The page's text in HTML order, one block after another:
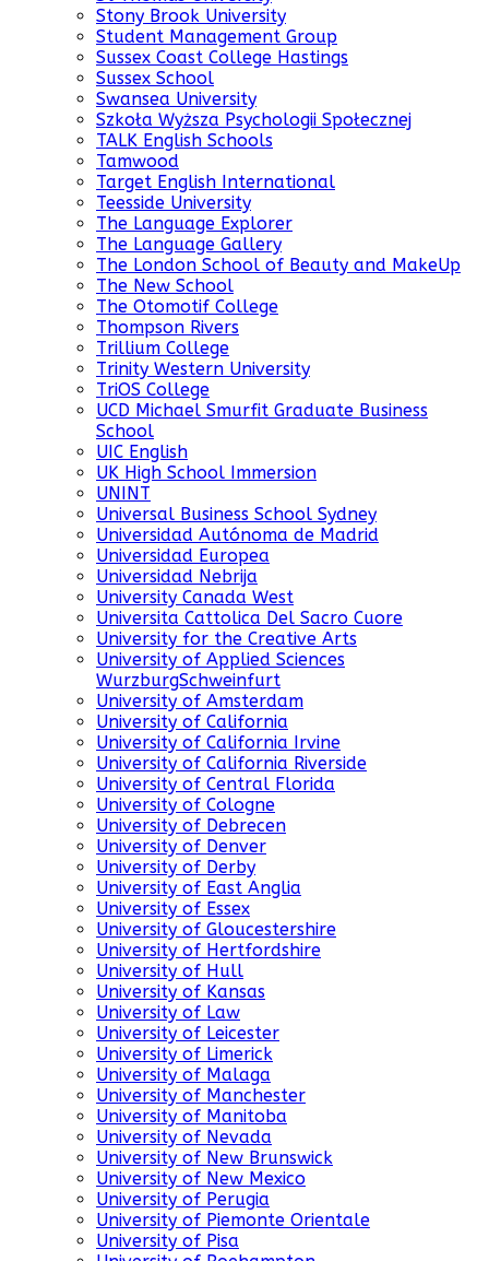
Stony Brook University
Student Management Group
Sussex Coast College Hastings
Sussex School
Swansea University
Szkoła Wyższa Psychologii Społecznej
TALK English Schools
Tamwood
Target English International
Teesside University
The Language Explorer
The Language Gallery
The London School of Beauty and MakeUp
The New School
The Otomotif College
Thompson Rivers
Trillium College
Trinity Western University
TriOS College
UCD Michael Smurfit Graduate Business
School
UIC English
UK High School Immersion
UNINT
Universal Business School Sydney
Universidad Autónoma de Madrid
Universidad Europea
Universidad Nebrija
University Canada West
Universita Cattolica Del Sacro Cuore
University for the Creative Arts
University of Applied Sciences
WurzburgSchweinfurt
University of Amsterdam
University of California
University of California Irvine
University of California Riverside
University of Central Florida
University of Cologne
University of Debrecen
University of Denver
University of Derby
University of East Anglia
University of Essex
University of Gloucestershire
University of Hertfordshire
University of Hull
University of Kansas
University of Law
University of Leicester
University of Limerick
University of Malaga
University of Manchester
University of Manitoba
University of Nevada
University of New Brunswick
University of New Mexico
University of Perugia
University of Piemonte Orientale
University of Pisa